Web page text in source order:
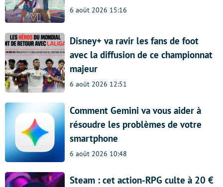
6 août 2026 15:16
Disney+ va ravir les fans de foot
avec la diffusion de ce championnat
majeur
6 août 2026 12:51
Comment Gemini va vous aider à
résoudre les problèmes de votre
smartphone
6 août 2026 10:48
Steam : cet action-RPG culte à 20 €